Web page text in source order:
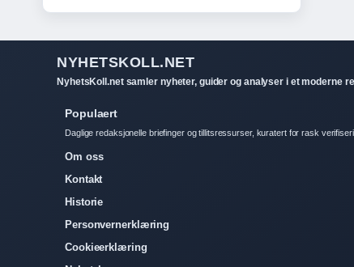
NYHETSKOLL.NET
NyhetsKoll.net samler nyheter, guider og analyser i et moderne
Populaert
Daglige redaksjonelle briefinger og tillitsressurser, kuratert for rask
Om oss
Kontakt
Historie
Personvernerklæring
Cookieerklæring